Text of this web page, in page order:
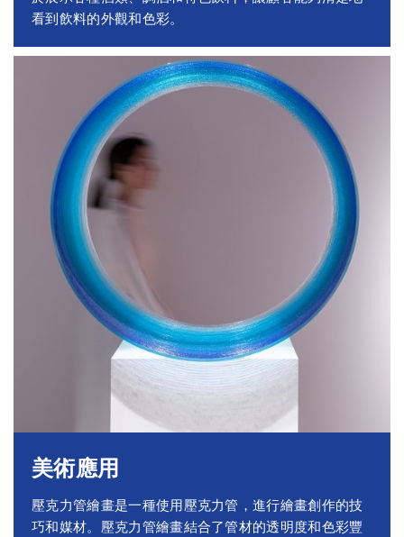
看到飲料的外觀和色彩。
美術應用
壓克力管繪畫是一種使用壓克力管，進行繪畫創作的技
巧和媒材。壓克力管繪畫結合了管材的透明度和色彩豐